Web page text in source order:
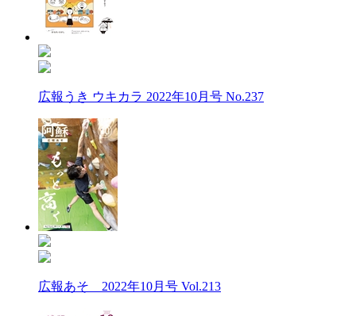
広報うき ウキカラ 2022年10月号 No.237
広報あそ 2022年10月号 Vol.213